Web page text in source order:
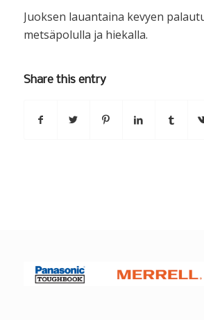
Juoksen lauantaina kevyen
metsäpolulla ja hiekalla.
Share this entry